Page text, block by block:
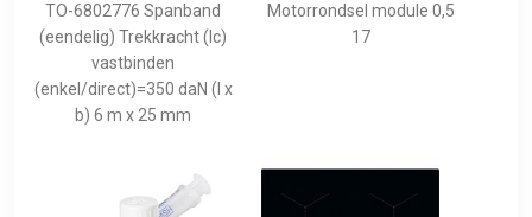
TO-6802776 Spanband
(eendelig) Trekkracht (lc)
vastbinden
(enkel/direct)=350 daN (l x
b) 6 m x 25 mm
Motorrondsel module 0,5
17